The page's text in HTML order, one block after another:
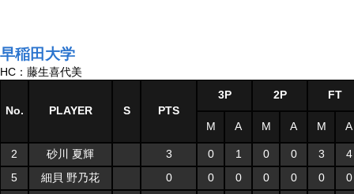
早稲田大学
HC：藤生喜代美
No. PLAYER S PTS
3P 2P FT
M A M A M A
2 砂川 夏輝 3 0 1 0 0 3
4
5
細貝 野乃花 0 0 0 0 0 0
0